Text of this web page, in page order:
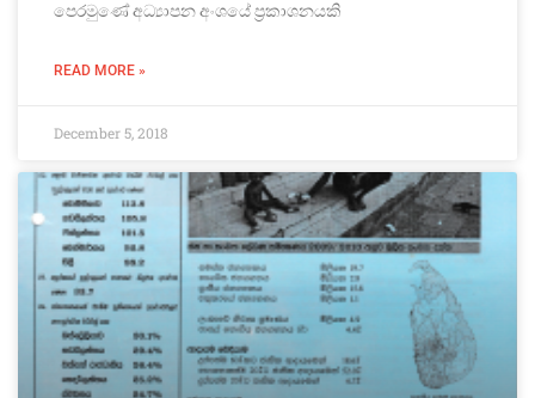
පෙරමුණේ අධ්‍යාපන අංශයේ ප්‍රකාශනයකි
READ MORE »
December 5, 2018